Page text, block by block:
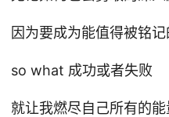
因为要成为能值得被铭
so what 成功或者失败
就让我燃尽自己所有的能